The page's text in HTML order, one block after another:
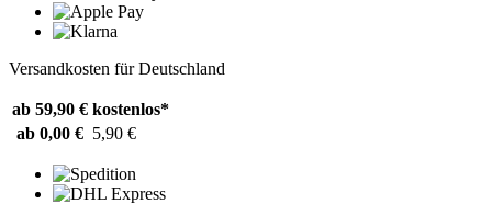
Versandkosten für Deutschland
ab 59,90 € kostenlos*
ab 0,00 € 5,90 €